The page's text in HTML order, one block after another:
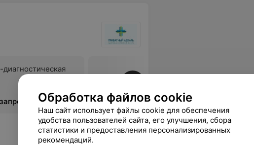
Обработка файлов cookie
Наш сайт использует файлы cookie для обеспечения
удобства пользователей сайта, его улучшения, сбора
статистики и предоставления персонализированных
рекомендаций.